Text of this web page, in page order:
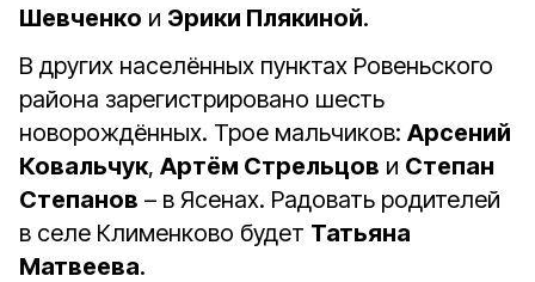
Шевченко и Эрики Плякиной.
В других населённых пунктах Ровеньского
района зарегистрировано шесть
новорождённых. Трое мальчиков: Арсений
Ковальчук, Артём Стрельцов и Степан
Степанов – в Ясенах. Радовать родителей
в селе Клименково будет Татьяна
Матвеева.